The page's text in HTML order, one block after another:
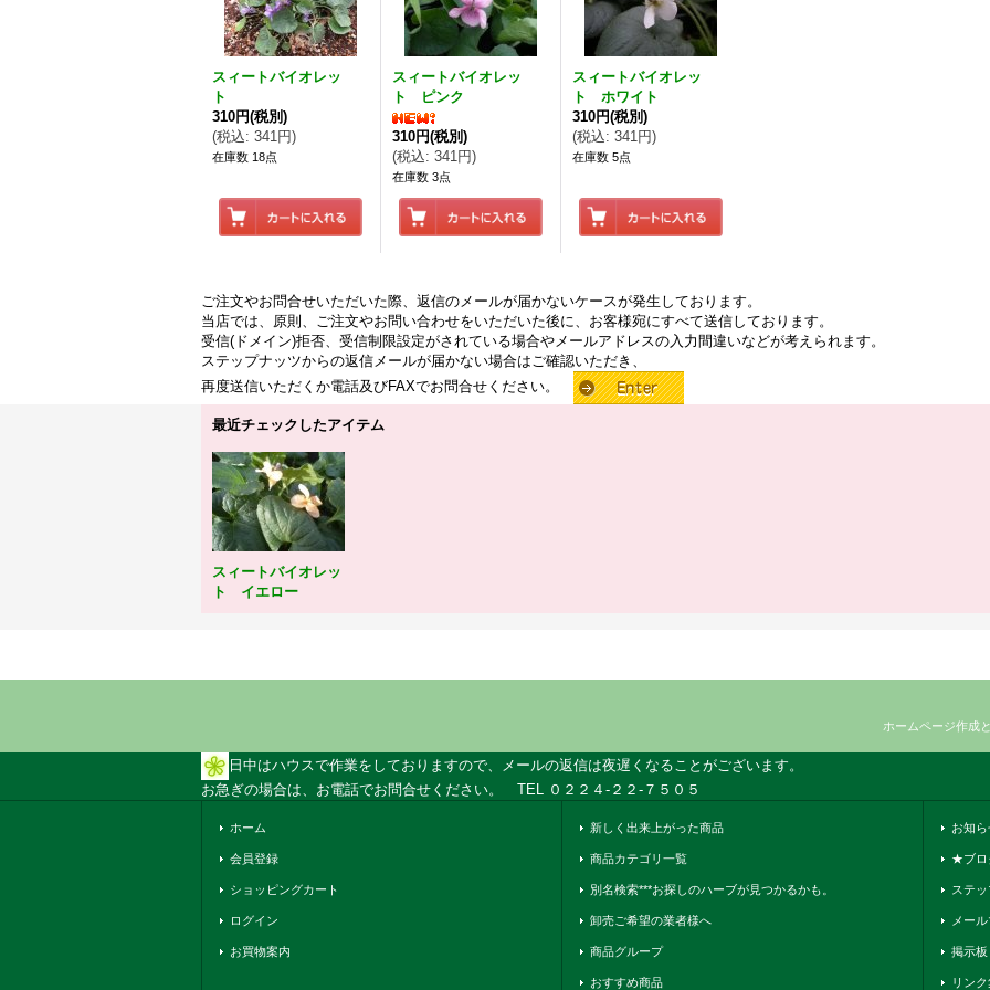
スィートバイオレッ
ト
310円(税別)
(税込: 341円)
在庫数 18点
スィートバイオレッ
ト ピンク
310円(税別)
(税込: 341円)
在庫数 3点
スィートバイオレッ
ト ホワイト
310円(税別)
(税込: 341円)
在庫数 5点
ご注文やお問合せいただいた際、返信のメールが届かないケースが発生しております。
当店では、原則、ご注文やお問い合わせをいただいた後に、お客様宛にすべて送信しております。
受信(ドメイン)拒否、受信制限設定がされている場合やメールアドレスの入力間違いなどが考えられます。
ステップナッツからの返信メールが届かない場合はご確認いただき、
再度送信いただくか電話及びFAXでお問合せください。
最近チェックしたアイテム
スィートバイオレッ
ト イエロー
ホームページ作成
日中はハウスで作業をしておりますので、メールの返信は夜遅くなることがございます。
お急ぎの場合は、お電話でお問合せください。 TEL ０２２４-２２-７５０５
ホーム
会員登録
ショッピングカート
ログイン
お買物案内
新しく出来上がった商品
商品カテゴリ一覧
別名検索***お探しのハーブが見つかるかも。
卸売ご希望の業者様へ
商品グループ
おすすめ商品
お知ら
★ブ
ステ
メー
掲示板
リンク